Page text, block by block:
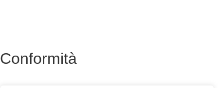
Conformità